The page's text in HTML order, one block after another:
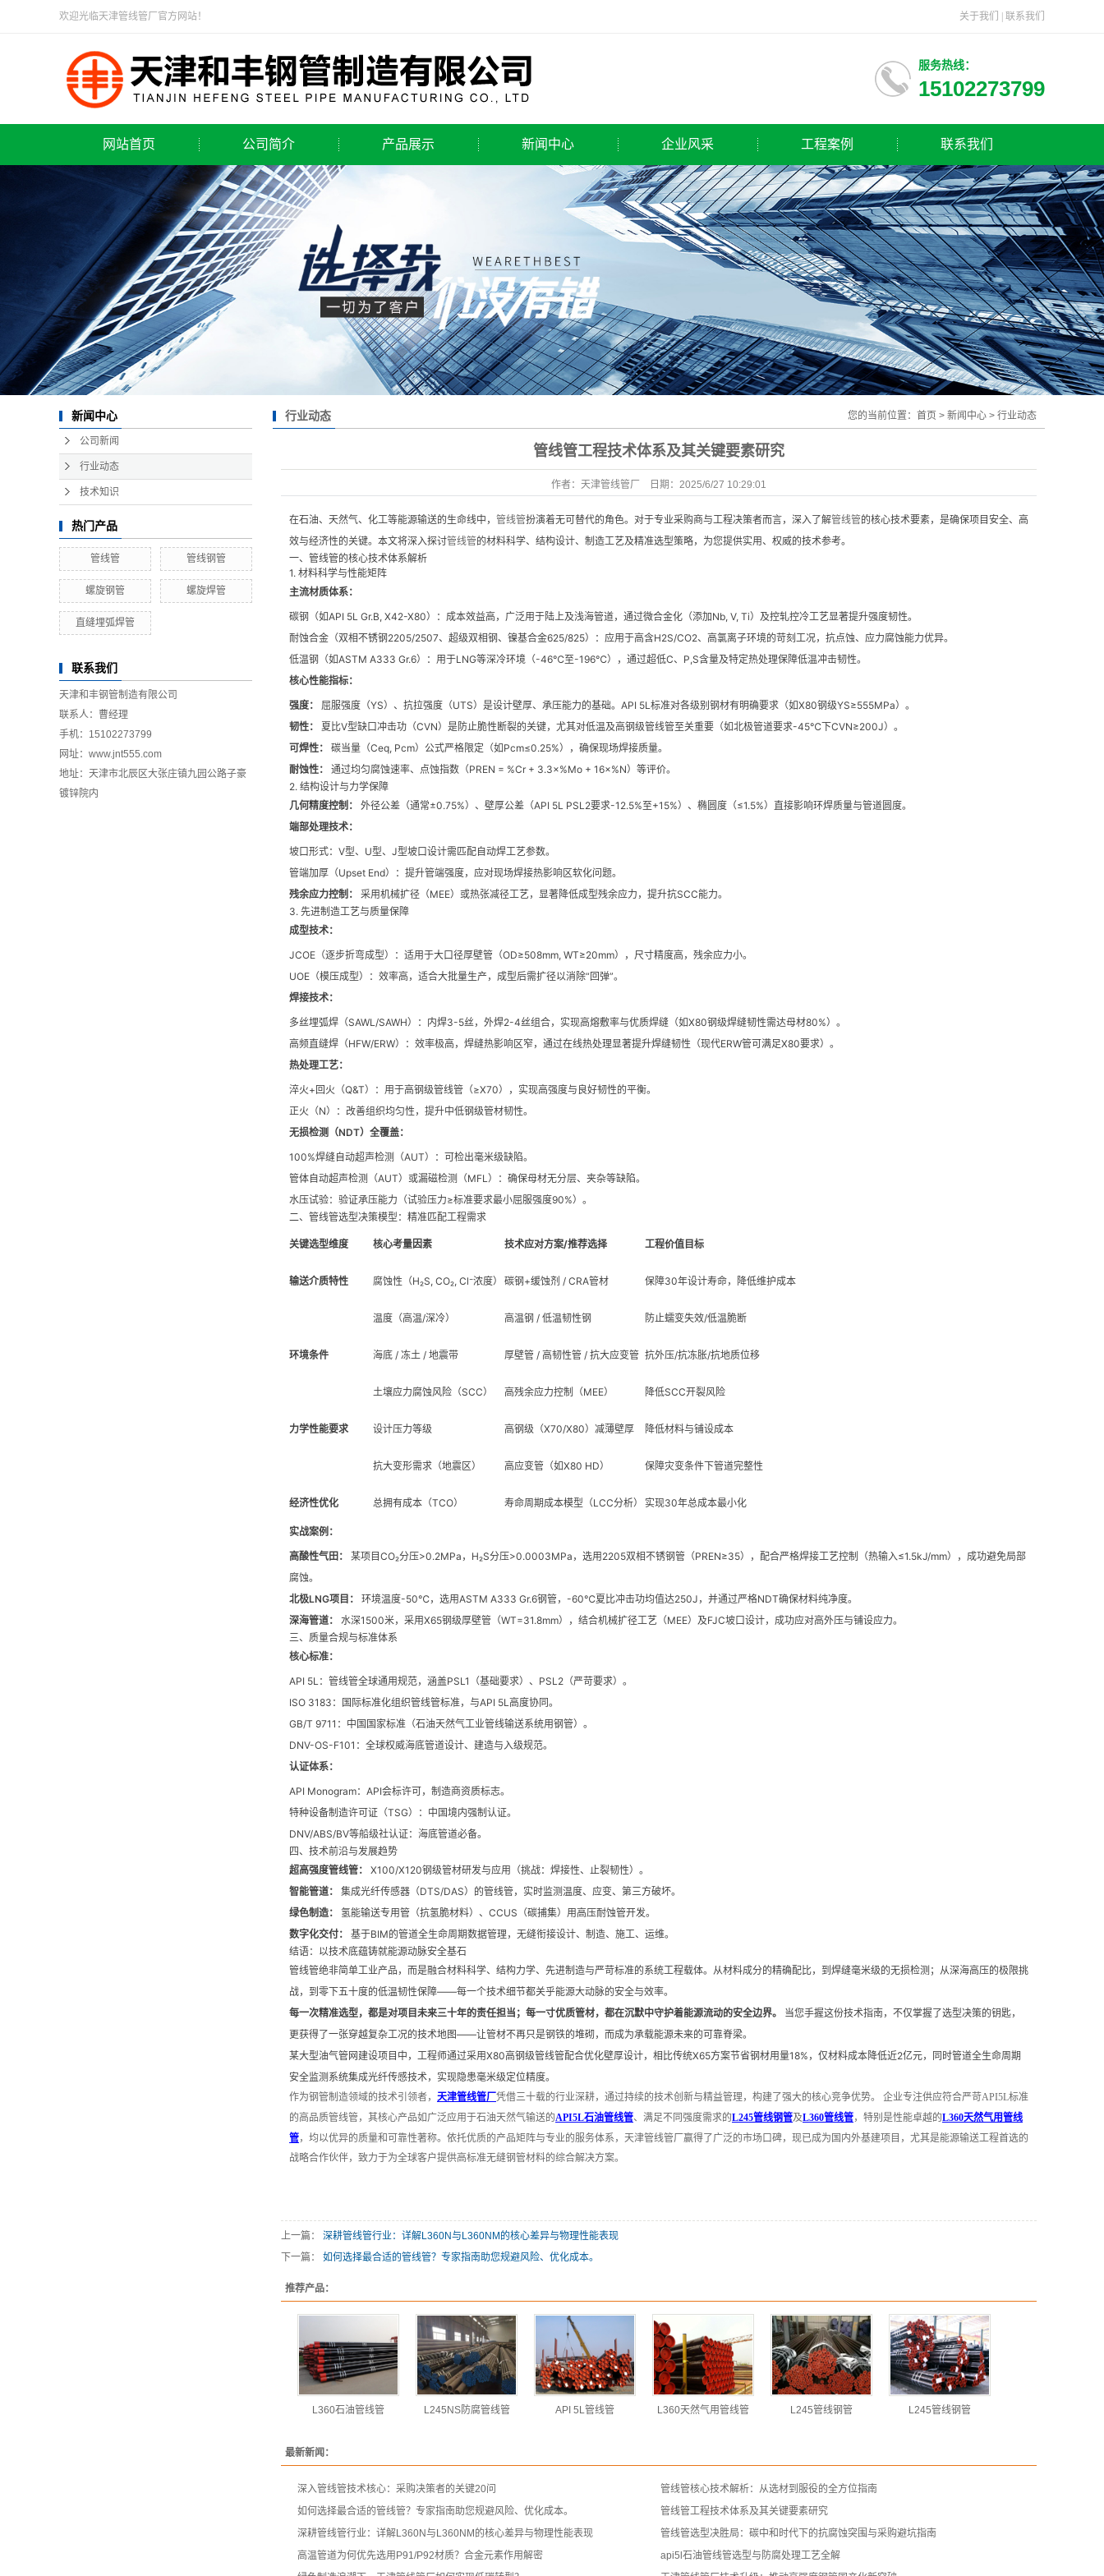
欢迎光临天津管线管厂官方网站！ 关于我们 联系我们
服务热线：
15102273799
网站首页 公司简介 产品展示
螺旋钢管
螺旋焊管
直缝埋弧焊管
新闻中心
行业动态
企业风采 工程案例 联系我们
新闻中心
公司新闻
行业动态
技术知识
热门产品
管线管 管线钢管
螺旋钢管 螺旋焊管
直缝埋弧焊管
联系我们
天津和丰钢管制造有限公司
联系人：曹经理
手机：15102273799
网址：www.jnt555.com
地址：天津市北辰区大张庄镇九园公路子豪
镀锌院内
行业动态 您的当前位置： 首页 > 新闻中心 > 行业动态
管线管工程技术体系及其关键要素研究
作者：天津管线管厂 日期：2025/6/27 10:29:01
在石油、天然气、化工等能源输送的生命线中， 管线管扮演着无可替代的角色。对于专业采购商与工程决策者而言，深入了解管线管的核心技术要素，是确保项目安全、高
效与经济性的关键。本文将深入探讨管线管的材料科学、结构设计、制造工艺及精准选型策略，为您提供实用、权威的技术参考。
一、管线管的核心技术体系解析
1. 材料科学与性能矩阵
主流材质体系：
碳钢（如API 5L Gr.B, X42-X80）：成本效益高，广泛用于陆上及浅海管道，通过微合金化（添加Nb, V, Ti）及控轧控冷工艺显著提升强度韧性。
耐蚀合金（双相不锈钢2205/2507、超级双相钢、镍基合金625/825）：应用于高含H2S/CO2、高氯离子环境的苛刻工况，抗点蚀、应力腐蚀能力优异。
低温钢（如ASTM A333 Gr.6）：用于LNG等深冷环境（-46℃至-196℃），通过超低C、P,S含量及特定热处理保障低温冲击韧性。
核心性能指标：
强度：
屈服强度（YS）、抗拉强度（UTS）是设计壁厚、承压能力的基础。API 5L标准对各级别钢材有明确要求（如X80钢级YS≥555MPa）。
韧性：
夏比V型缺口冲击功（CVN）是防止脆性断裂的关键，尤其对低温及高钢级管线管至关重要（如北极管道要求-45℃下CVN≥200J）。
可焊性：
碳当量（Ceq, Pcm）公式严格限定（如Pcm≤0.25%），确保现场焊接质量。
耐蚀性：
通过均匀腐蚀速率、点蚀指数（PREN = %Cr + 3.3×%Mo + 16×%N）等评价。
2. 结构设计与力学保障
几何精度控制：
外径公差（通常±0.75%）、壁厚公差（API 5L PSL2要求-12.5%至+15%）、椭圆度（≤1.5%）直接影响环焊质量与管道圆度。
端部处理技术：
坡口形式：V型、U型、J型坡口设计需匹配自动焊工艺参数。
管端加厚（Upset End）：提升管端强度，应对现场焊接热影响区软化问题。
残余应力控制：
采用机械扩径（MEE）或热张减径工艺，显著降低成型残余应力，提升抗SCC能力。
3. 先进制造工艺与质量保障
成型技术：
JCOE（逐步折弯成型）：适用于大口径厚壁管（OD≥508mm, WT≥20mm），尺寸精度高，残余应力小。
UOE（模压成型）：效率高，适合大批量生产，成型后需扩径以消除“回弹”。
焊接技术：
多丝埋弧焊（SAWL/SAWH）：内焊3-5丝，外焊2-4丝组合，实现高熔敷率与优质焊缝（如X80钢级焊缝韧性需达母材80%）。
高频直缝焊（HFW/ERW）：效率极高，焊缝热影响区窄，通过在线热处理显著提升焊缝韧性（现代ERW管可满足X80要求）。
热处理工艺：
淬火+回火（Q&T）：用于高钢级管线管（≥X70），实现高强度与良好韧性的平衡。
正火（N）：改善组织均匀性，提升中低钢级管材韧性。
无损检测（NDT）全覆盖：
100%焊缝自动超声检测（AUT）：可检出毫米级缺陷。
管体自动超声检测（AUT）或漏磁检测（MFL）：确保母材无分层、夹杂等缺陷。
水压试验：验证承压能力（试验压力≥标准要求最小屈服强度90%）。
二、管线管选型决策模型：精准匹配工程需求
关键选型维度 核心考量因素 技术应对方案/推荐选择 工程价值目标
输送介质特性 腐蚀性（H₂S, CO₂, Cl⁻浓度） 碳钢+缓蚀剂 / CRA管材 保障30年设计寿命，降低维护成本
温度（高温/深冷） 高温钢 / 低温韧性钢 防止蠕变失效/低温脆断
环境条件 海底 / 冻土 / 地震带 厚壁管 / 高韧性管 / 抗大应变管 抗外压/抗冻胀/抗地质位移
土壤应力腐蚀风险（SCC） 高残余应力控制（MEE） 降低SCC开裂风险
力学性能要求 设计压力等级 高钢级（X70/X80）减薄壁厚 降低材料与铺设成本
抗大变形需求（地震区） 高应变管（如X80 HD） 保障灾变条件下管道完整性
经济性优化 总拥有成本（TCO） 寿命周期成本模型（LCC分析） 实现30年总成本最小化
实战案例：
高酸性气田：
某项目CO₂分压>0.2MPa，H₂S分压>0.0003MPa，选用2205双相不锈钢管（PREN≥35），配合严格焊接工艺控制（热输入≤1.5kJ/mm），成功避免局部
腐蚀。
北极LNG项目：
环境温度-50℃，选用ASTM A333 Gr.6钢管，-60℃夏比冲击功均值达250J，并通过严格NDT确保材料纯净度。
深海管道：
水深1500米，采用X65钢级厚壁管（WT=31.8mm），结合机械扩径工艺（MEE）及FJC坡口设计，成功应对高外压与铺设应力。
三、质量合规与标准体系
核心标准：
API 5L：管线管全球通用规范，涵盖PSL1（基础要求）、PSL2（严苛要求）。
ISO 3183：国际标准化组织管线管标准，与API 5L高度协同。
GB/T 9711：中国国家标准（石油天然气工业管线输送系统用钢管）。
DNV-OS-F101：全球权威海底管道设计、建造与入级规范。
认证体系：
API Monogram：API会标许可，制造商资质标志。
特种设备制造许可证（TSG）：中国境内强制认证。
DNV/ABS/BV等船级社认证：海底管道必备。
四、技术前沿与发展趋势
超高强度管线管：
X100/X120钢级管材研发与应用（挑战：焊接性、止裂韧性）。
智能管道：
集成光纤传感器（DTS/DAS）的管线管，实时监测温度、应变、第三方破坏。
绿色制造：
氢能输送专用管（抗氢脆材料）、CCUS（碳捕集）用高压耐蚀管开发。
数字化交付：
基于BIM的管道全生命周期数据管理，无缝衔接设计、制造、施工、运维。
结语：以技术底蕴铸就能源动脉安全基石
管线管绝非简单工业产品，而是融合材料科学、结构力学、先进制造与严苛标准的系统工程载体。从材料成分的精确配比，到焊缝毫米级的无损检测；从深海高压的极限挑
战，到零下五十度的低温韧性保障——每一个技术细节都关乎能源大动脉的安全与效率。
每一次精准选型，都是对项目未来三十年的责任担当；每一寸优质管材，都在沉默中守护着能源流动的安全边界。
当您手握这份技术指南，不仅掌握了选型决策的钥匙，
更获得了一张穿越复杂工况的技术地图——让管材不再只是钢铁的堆砌，而成为承载能源未来的可靠脊梁。
某大型油气管网建设项目中，工程师通过采用X80高钢级管线管配合优化壁厚设计，相比传统X65方案节省钢材用量18%，仅材料成本降低近2亿元，同时管道全生命周期
安全监测系统集成光纤传感技术，实现隐患毫米级定位精度。
作为钢管制造领域的技术引领者， 天津管线管厂 凭借三十载的行业深耕，通过持续的技术创新与精益管理，构建了强大的核心竞争优势。 企业专注供应符合严苛API5L标准
的高品质管线管，其核心产品如广泛应用于石油天然气输送的API5L石油管线管、满足不同强度需求的L245管线钢管及L360管线管，特别是性能卓越的L360天然气用管线
管，均以优异的质量和可靠性著称。依托优质的产品矩阵与专业的服务体系，天津管线管厂赢得了广泛的市场口碑，现已成为国内外基建项目，尤其是能源输送工程首选的
战略合作伙伴，致力于为全球客户提供高标准无缝钢管材料的综合解决方案。
上一篇： 深耕管线管行业：详解L360N与L360NM的核心差异与物理性能表现
下一篇：
如何选择最合适的管线管？专家指南助您规避风险、优化成本。
推荐产品：
L360石油管线管 L245NS防腐管线管 API 5L管线管 L360天然气用管线管 L245管线钢管 L245管线钢管
最新新闻：
深入管线管技术核心：采购决策者的关键20问
管线管核心技术解析：从选材到服役的全方位指南
如何选择最合适的管线管？专家指南助您规避风险、优化成本。
管线管工程技术体系及其关键要素研究
深耕管线管行业：详解L360N与L360NM的核心差异与物理性能表现
管线管选型决胜局：碳中和时代下的抗腐蚀突围与采购避坑指南
高温管道为何优先选用P91/P92材质？合金元素作用解密
api5l石油管线管选型与防腐处理工艺全解